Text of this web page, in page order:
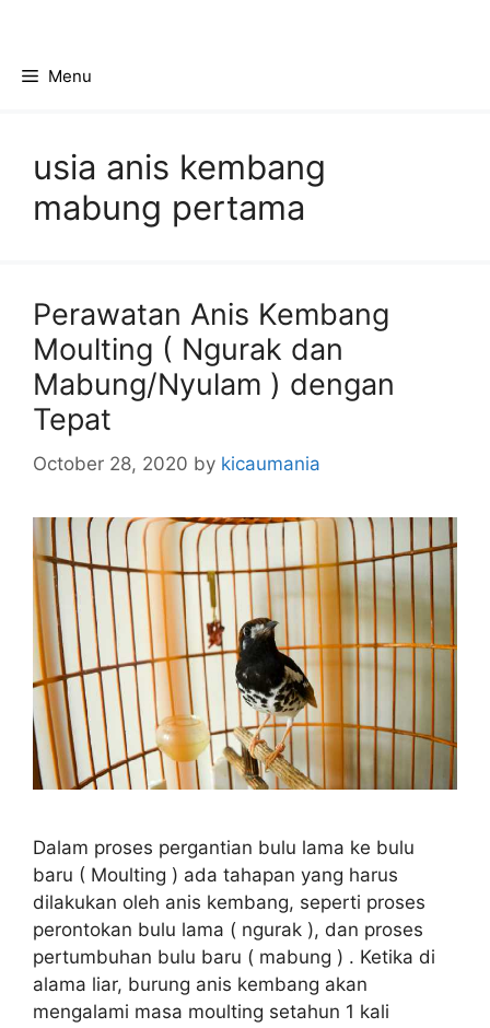
contentMenu
usia anis kembang
mabung pertama
Perawatan Anis Kembang
Moulting ( Ngurak dan
Mabung/Nyulam ) dengan
Tepat
October 28, 2020 by kicaumania
Dalam proses pergantian bulu lama ke bulu
baru ( Moulting ) ada tahapan yang harus
dilakukan oleh anis kembang, seperti proses
perontokan bulu lama ( ngurak ), dan proses
pertumbuhan bulu baru ( mabung ) . Ketika di
alama liar, burung anis kembang akan
mengalami masa moulting setahun 1 kali